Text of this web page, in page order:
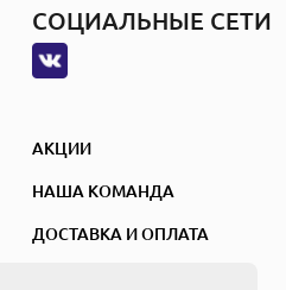
СОЦИАЛЬНЫЕ СЕТИ
АКЦИИ
НАША КОМАНДА
ДОСТАВКА И ОПЛАТА